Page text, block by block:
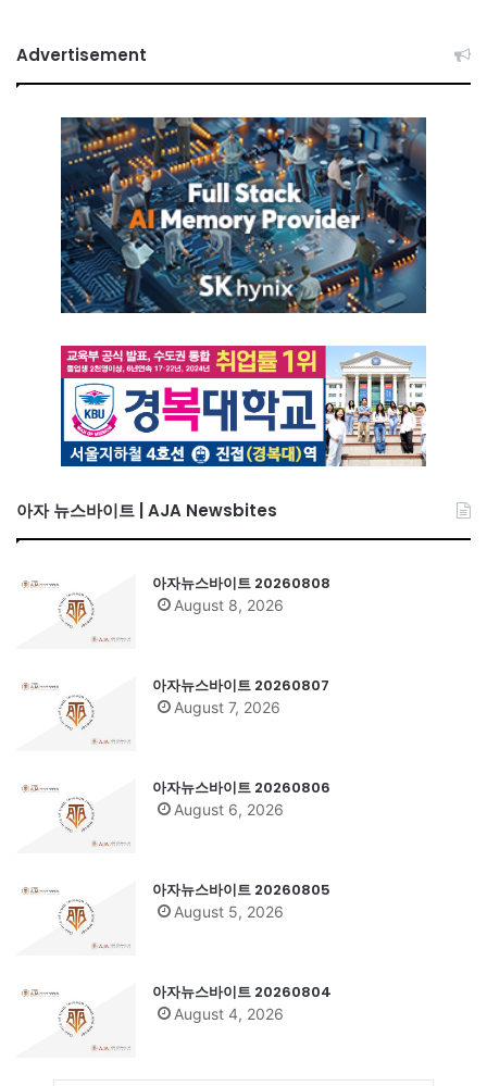
Advertisement
아자 뉴스바이트 | AJA Newsbites
아자뉴스바이트 20260808
August 8, 2026
아자뉴스바이트 20260807
August 7, 2026
아자뉴스바이트 20260806
August 6, 2026
아자뉴스바이트 20260805
August 5, 2026
아자뉴스바이트 20260804
August 4, 2026